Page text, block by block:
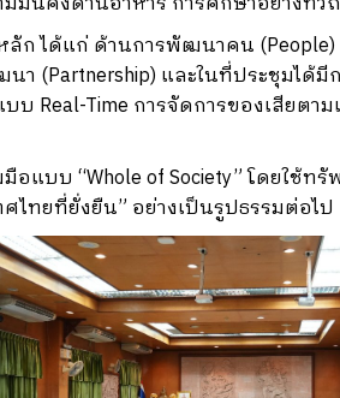
ได้แก่ ด้านการพัฒนาคน
(Partnership) และในที่ประชุมไ
Time การจัดการของเสียตาม
บบ “Whole of Society” โดยใช้
ไทยที่ยั่งยืน” อย่างเป็นรูปธรรมต่อไป